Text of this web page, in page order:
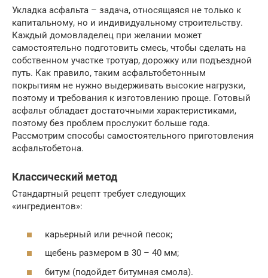
Укладка асфальта – задача, относящаяся не только к
капитальному, но и индивидуальному строительству.
Каждый домовладелец при желании может
самостоятельно подготовить смесь, чтобы сделать на
собственном участке тротуар, дорожку или подъездной
путь. Как правило, таким асфальтобетонным
покрытиям не нужно выдерживать высокие нагрузки,
поэтому и требования к изготовлению проще. Готовый
асфальт обладает достаточными характеристиками,
поэтому без проблем прослужит больше года.
Рассмотрим способы самостоятельного приготовления
асфальтобетона.
Классический метод
Стандартный рецепт требует следующих
«ингредиентов»:
карьерный или речной песок;
щебень размером в 30 – 40 мм;
битум (подойдет битумная смола).